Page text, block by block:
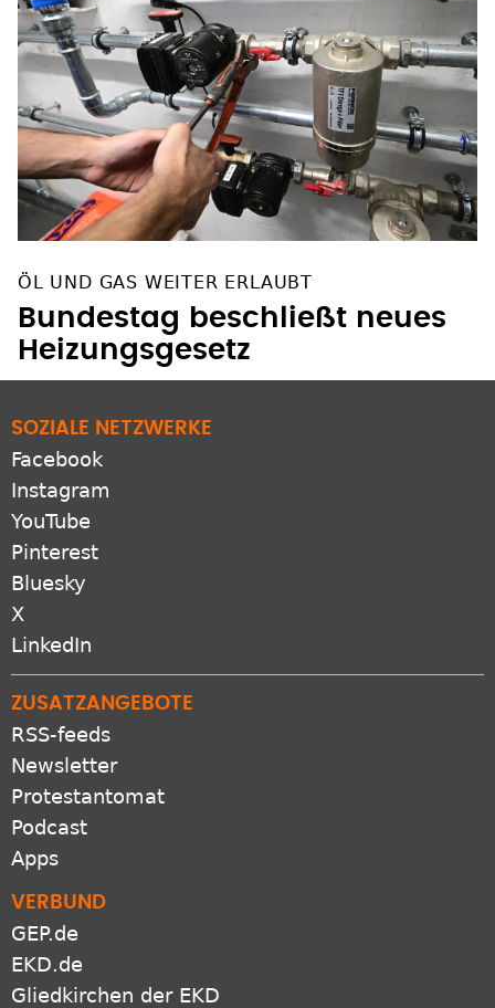
ÖL UND GAS WEITER ERLAUBT
Bundestag beschließt neues
Heizungsgesetz
SOZIALE NETZWERKE
Facebook
Instagram
YouTube
Pinterest
Bluesky
X
LinkedIn
ZUSATZANGEBOTE
RSS-feeds
Newsletter
Protestantomat
Podcast
Apps
VERBUND
GEP.de
EKD.de
Gliedkirchen der EKD